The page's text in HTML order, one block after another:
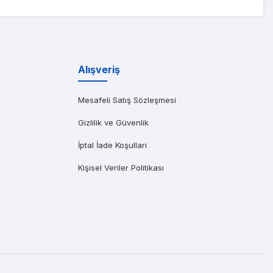
Alışveriş
Mesafeli Satış Sözleşmesi
Gizlilik ve Güvenlik
İptal İade Koşullari
Kişisel Veriler Politikası